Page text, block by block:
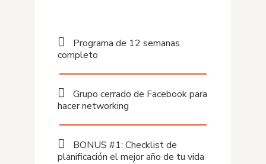
Programa de 12 semanas
completo
Grupo cerrado de Facebook para
hacer networking
BONUS #1: Checklist de
planificación el mejor año de tu vida